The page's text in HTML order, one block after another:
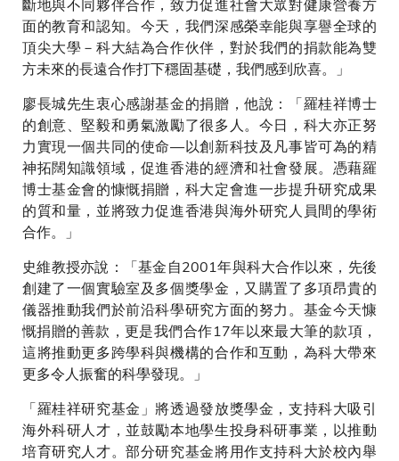
斷地與不同夥伴合作，致力促進社會大眾對健康營養方
面的教育和認知。今天，我們深感榮幸能與享譽全球的
頂尖大學－科大結為合作伙伴，對於我們的捐款能為雙
方未來的長遠合作打下穩固基礎，我們感到欣喜。」
廖長城先生衷心感謝基金的捐贈，他說：「羅桂祥博士
的創意、堅毅和勇氣激勵了很多人。今日，科大亦正努
力實現一個共同的使命—以創新科技及凡事皆可為的精
神拓闊知識領域，促進香港的經濟和社會發展。憑藉羅
博士基金會的慷慨捐贈，科大定會進一步提升研究成果
的質和量，並將致力促進香港與海外研究人員間的學術
合作。」
史維教授亦說：「基金自2001年與科大合作以來，先後
創建了一個實驗室及多個獎學金，又購置了多項昂貴的
儀器推動我們於前沿科學研究方面的努力。基金今天慷
慨捐贈的善款，更是我們合作17年以來最大筆的款項，
這將推動更多跨學科與機構的合作和互動，為科大帶來
更多令人振奮的科學發現。」
「羅桂祥研究基金」將透過發放獎學金，支持科大吸引
海外科研人才，並鼓勵本地學生投身科研事業，以推動
培育研究人才。部分研究基金將用作支持科大於校內舉